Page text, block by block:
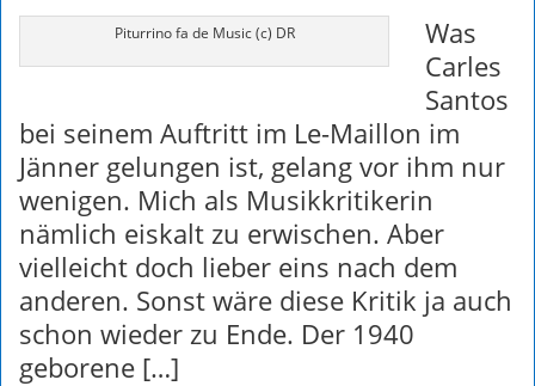
Piturrino fa de Music (c) DR
Was
Carles
Santos
bei seinem Auftritt im Le-Maillon im
Jänner gelungen ist, gelang vor ihm nur
wenigen. Mich als Musikkritikerin
nämlich eiskalt zu erwischen. Aber
vielleicht doch lieber eins nach dem
anderen. Sonst wäre diese Kritik ja auch
schon wieder zu Ende. Der 1940
geborene […]